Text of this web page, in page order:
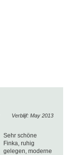
Verblijf: May 2013
Sehr schöne
Finka, ruhig
gelegen, moderne